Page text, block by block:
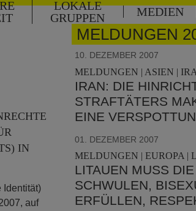
LOKALE
GRUPPEN
MEDIEN
IN
Identität)
auf
MELDUNGEN
10. DEZEMBER 2007
MELDUNGEN | ASIEN |
IRAN: DIE
STRAFTÄTERS
EINE
01. DEZEMBER 2007
MELDUNGEN | EUROPA |
LITAUEN MUSS
SCHWULEN,
ERFÜLLEN,